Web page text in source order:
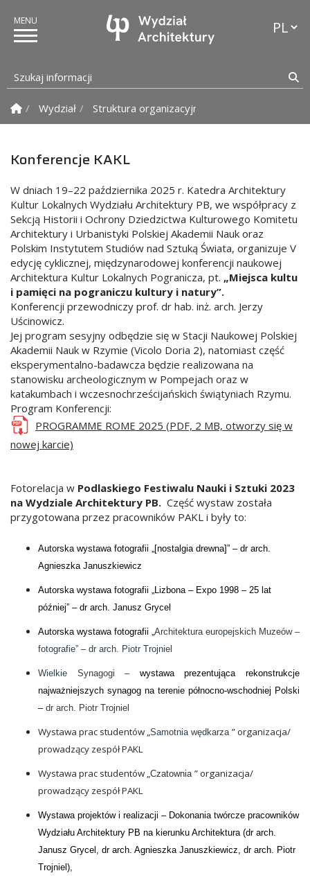
Szukaj informacji
Strona Główna
Wydział Struktura organizacyjna
Konferencje KAKL
W dniach 19–22 października 2025 r. Katedra Architektury
Kultur Lokalnych Wydziału Architektury PB, we współpracy z
Sekcją Historii i Ochrony Dziedzictwa Kulturowego Komitetu
Architektury i Urbanistyki Polskiej Akademii Nauk oraz
Polskim Instytutem Studiów nad Sztuką Świata, organizuje V
edycję cyklicznej, międzynarodowej konferencji naukowej
Architektura Kultur Lokalnych Pogranicza, pt. „Miejsca kultu
i pamięci na pograniczu kultury i natury”.
Konferencji przewodniczy prof. dr hab. inż. arch. Jerzy
Uścinowicz.
Jej program sesyjny odbędzie się w Stacji Naukowej Polskiej
Akademii Nauk w Rzymie (Vicolo Doria 2), natomiast część
eksperymentalno-badawcza będzie realizowana na
stanowisku archeologicznym w Pompejach oraz w
katakumbach i wczesnochrześcijańskich świątyniach Rzymu.
Program Konferencji:
PROGRAMME ROME 2025 (PDF, 2 MB, otworzy się w
nowej karcie)
Fotorelacja w Podlaskiego Festiwalu Nauki i Sztuki 2023
na Wydziale Architektury PB. Część wystaw została
przygotowana przez pracowników PAKL i były to:
Autorska wystawa fotografii „[nostalgia drewna]” – dr arch.
Agnieszka Januszkiewicz
Autorska wystawa fotografii „Lizbona – Expo 1998 – 25 lat
później” – dr arch. Janusz Grycel
Autorska wystawa fotografii „Architektura europejskich Muzeów –
fotografie” – dr arch. Piotr Trojniel
Wielkie Synagogi – wystawa prezentująca rekonstrukcje
najważniejszych synagog na terenie północno-wschodniej Polski
– dr arch. Piotr Trojniel
Wystawa prac studentów „Samotnia wędkarza ” organizacja/
prowadzący zespół PAKL
Wystawa prac studentów „Czatownia ” organizacja/
prowadzący zespół PAKL
Wystawa projektów i realizacji – Dokonania twórcze pracowników
Wydziału Architektury PB na kierunku Architektura (dr arch.
Janusz Grycel, dr arch. Agnieszka Januszkiewicz, dr arch. Piotr
Trojniel),